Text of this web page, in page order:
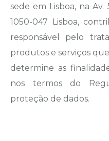
sede em Lisboa, na
1050-047 Lisboa,
responsável pelo
produtos e serviços
determine as
nos termos do
proteção de dados.